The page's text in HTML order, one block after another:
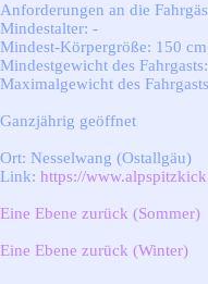
Anforderungen an die
Mindestalter: -
Mindest-Körpergröße: 150 cm
Mindestgewicht des
Maximalgewicht des
Ganzjährig geöffnet
Ort: Nesselwang (Ostallgäu)
Link: https://
Eine Ebene zurück (Sommer)
Eine Ebene zurück (Winter)